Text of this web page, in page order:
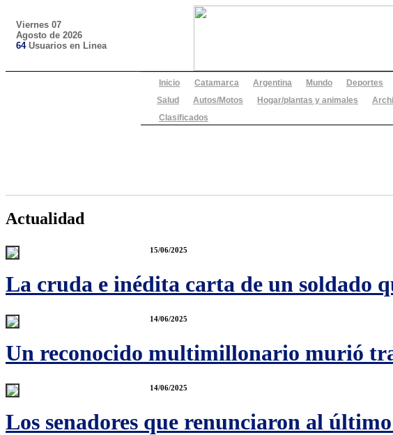
Viernes 07
Agosto de 2026
64Usuarios en Linea
Inicio Catamarca Argentina Mundo Deportes
Salud
Autos/Motos Hogar/plantas y animales
Clasificados
Actualidad
15/06/2025
La cruda e inédita carta de un soldado
14/06/2025
Un reconocido multimillonario murió
14/06/2025
Los senadores que renunciaron al